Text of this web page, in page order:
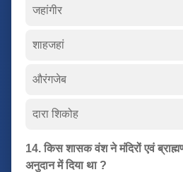
जहांगीर
शाहजहां
औरंगजेब
दारा शिकोह
14. किस शासक वंश ने मंदिरों एवं
अनुदान में दिया था ?